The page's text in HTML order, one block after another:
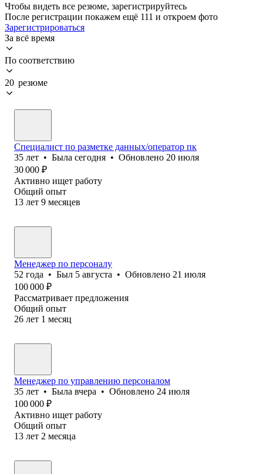
Чтобы видеть все резюме, зарегистрируйтесь
После регистрации покажем ещё 111 и откроем фото
Зарегистрироваться
За всё время
По соответствию
20 резюме
Специалист по разметке данных/оператор пк
35 лет • Была сегодня • Обновлено 20 июля
30 000 ₽
Активно ищет работу
Общий опыт
13 лет 9 месяцев
Менеджер по персоналу
52 года • Был 5 августа • Обновлено 21 июля
100 000 ₽
Рассматривает предложения
Общий опыт
26 лет 1 месяц
Менеджер по управлению персоналом
35 лет • Была вчера • Обновлено 24 июля
100 000 ₽
Активно ищет работу
Общий опыт
13 лет 2 месяца